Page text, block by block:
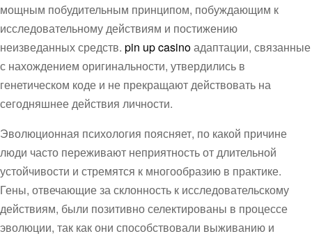
мощным побудительным принципом, побуждающим к
исследовательному действиям и постижению
неизведанных средств. pin up casinoадаптации, связанные
с нахождением оригинальности, утвердились в
генетическом коде и не прекращают действовать на
сегодняшнее действия личности.
Эволюционная психология поясняет, по какой причине
люди часто переживают неприятность от длительной
устойчивости и стремятся к многообразию в практике.
Гены, отвечающие за склонность к исследовательскому
действиям, были позитивно селектированы в процессе
эволюции, так как они способствовали выживанию и